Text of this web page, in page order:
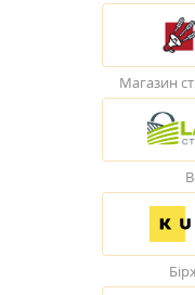
Магазин